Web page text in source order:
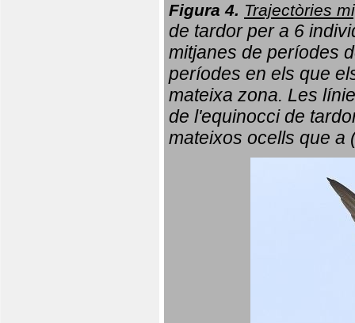
Figura 4. Trajectòries
de tardor per a 6
mitjanes de períodes
períodes en els que
mateixa zona. Les
de l'equinocci de
mateixos ocells que a